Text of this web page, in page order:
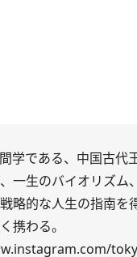
学である、中国古
一生のバイオリズ
略的な人生の指南
携わる。